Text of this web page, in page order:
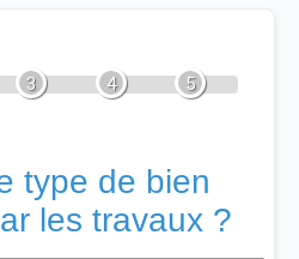
3 4 5
type de bien
les travaux ?